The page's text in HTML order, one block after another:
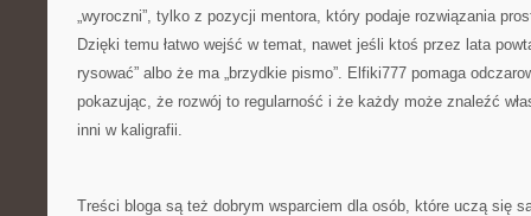
„wyroczni”, tylko z pozycji mentora, który podaje rozwiązania
Dzięki temu łatwo wejść w temat, nawet jeśli ktoś przez lata
rysować” albo że ma „brzydkie pismo”. Elfiki777 pomaga
pokazując, że rozwój to regularność i że każdy może znaleźć
inni w kaligrafii.
Treści bloga są też dobrym wsparciem dla osób, które uczą się